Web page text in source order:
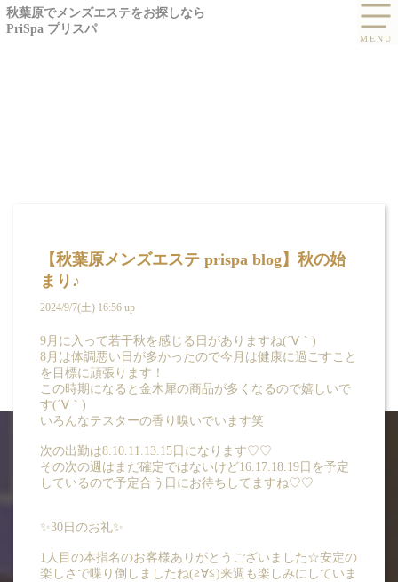
秋葉原でメンズエステをお探しなら
PriSpa プリスパ
ブログ -双葉 あかり
【秋葉原メンズエステ prispa blog】秋の始
まり♪
2024/9/7(土) 16:56 up
9月に入って若干秋を感じる日がありますね(´∀｀)
8月は体調悪い日が多かったので今月は健康に過ごすこと
を目標に頑張ります！
この時期になると金木犀の商品が多くなるので嬉しいで
す(´∀｀)
いろんなテスターの香り嗅いでいます笑
次の出勤は8.10.11.13.15日になります♡♡
その次の週はまだ確定ではないけど16.17.18.19日を予定
しているので予定合う日にお待ちしてますね♡♡
✨30日のお礼✨
1人目の本指名のお客様ありがとうございました☆安定の
楽しさで喋り倒しましたね(≧∀≦)来週も楽しみにしていま